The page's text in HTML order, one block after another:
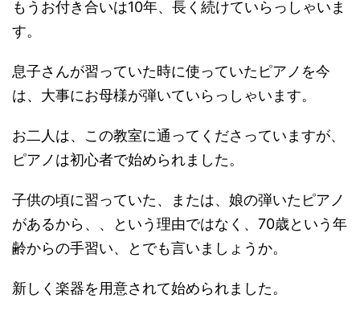
もうお付き合いは10年、長く続けていらっしゃいま
す。
息子さんが習っていた時に使っていたピアノを今
は、大事にお母様が弾いていらっしゃいます。
お二人は、この教室に通ってくださっていますが、
ピアノは初心者で始められました。
子供の頃に習っていた、または、娘の弾いたピアノ
があるから、、という理由ではなく、70歳という年
齢からの手習い、とでも言いましょうか。
新しく楽器を用意されて始められました。